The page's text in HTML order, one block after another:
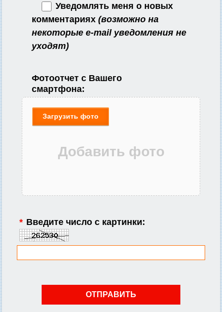
Уведомлять меня о новых
комментариях (возможно на
некоторые e-mail уведомления не
уходят)
Фотоотчет с Вашего
смартфона:
Загрузить фото
* Введите число с картинки: